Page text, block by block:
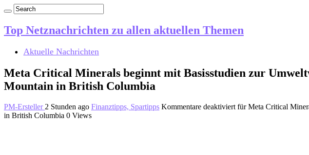
Top Netznachrichten zu allen aktuellen Themen
Aktuelle Nachrichten
Meta Critical Minerals beginnt mit Basisstudien zur
Mountain in British Columbia
PM-Ersteller 2 Stunden ago Finanztipps, Spartipps Kommentare deaktiviert für Meta Critical
in British Columbia 0 Views